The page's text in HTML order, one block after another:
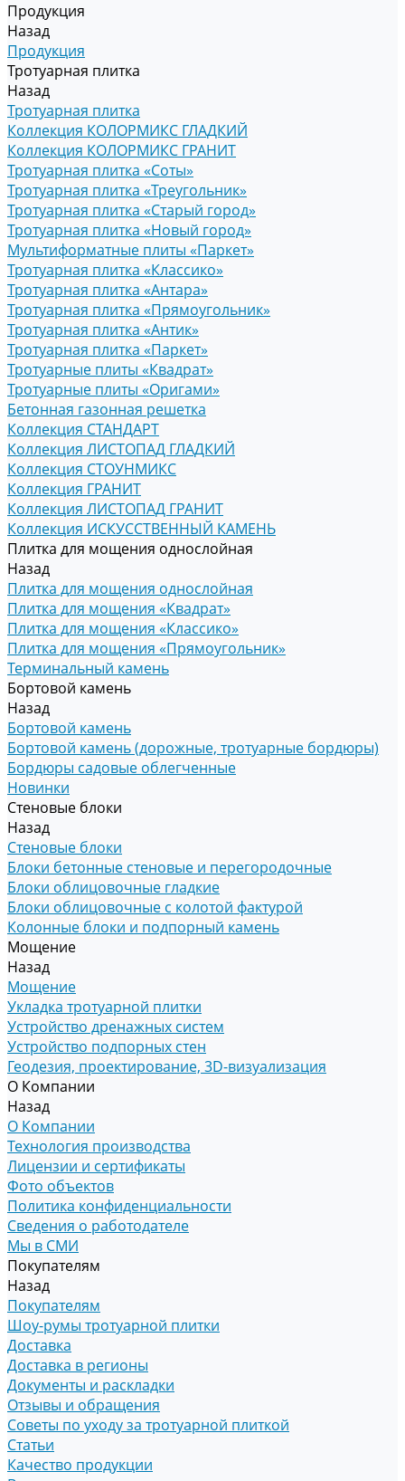
Продукция
Назад
Продукция
Тротуарная плитка
Назад
Тротуарная плитка
Коллекция КОЛОРМИКС ГЛАДКИЙ
Коллекция КОЛОРМИКС ГРАНИТ
Тротуарная плитка «Соты»
Тротуарная плитка «Треугольник»
Тротуарная плитка «Старый город»
Тротуарная плитка «Новый город»
Мультиформатные плиты «Паркет»
Тротуарная плитка «Классико»
Тротуарная плитка «Антара»
Тротуарная плитка «Прямоугольник»
Тротуарная плитка «Антик»
Тротуарная плитка «Паркет»
Тротуарные плиты «Квадрат»
Тротуарные плиты «Оригами»
Бетонная газонная решетка
Коллекция СТАНДАРТ
Коллекция ЛИСТОПАД ГЛАДКИЙ
Коллекция СТОУНМИКС
Коллекция ГРАНИТ
Коллекция ЛИСТОПАД ГРАНИТ
Коллекция ИСКУССТВЕННЫЙ КАМЕНЬ
Плитка для мощения однослойная
Назад
Плитка для мощения однослойная
Плитка для мощения «Квадрат»
Плитка для мощения «Классико»
Плитка для мощения «Прямоугольник»
Терминальный камень
Бортовой камень
Назад
Бортовой камень
Бортовой камень (дорожные, тротуарные бордюры)
Бордюры садовые облегченные
Новинки
Стеновые блоки
Назад
Стеновые блоки
Блоки бетонные стеновые и перегородочные
Блоки облицовочные гладкие
Блоки облицовочные с колотой фактурой
Колонные блоки и подпорный камень
Мощение
Назад
Мощение
Укладка тротуарной плитки
Устройство дренажных систем
Устройство подпорных стен
Геодезия, проектирование, 3D-визуализация
О Компании
Назад
О Компании
Технология производства
Лицензии и сертификаты
Фото объектов
Политика конфиденциальности
Сведения о работодателе
Мы в СМИ
Покупателям
Назад
Покупателям
Шоу-румы тротуарной плитки
Доставка
Доставка в регионы
Документы и раскладки
Отзывы и обращения
Советы по уходу за тротуарной плиткой
Статьи
Качество продукции